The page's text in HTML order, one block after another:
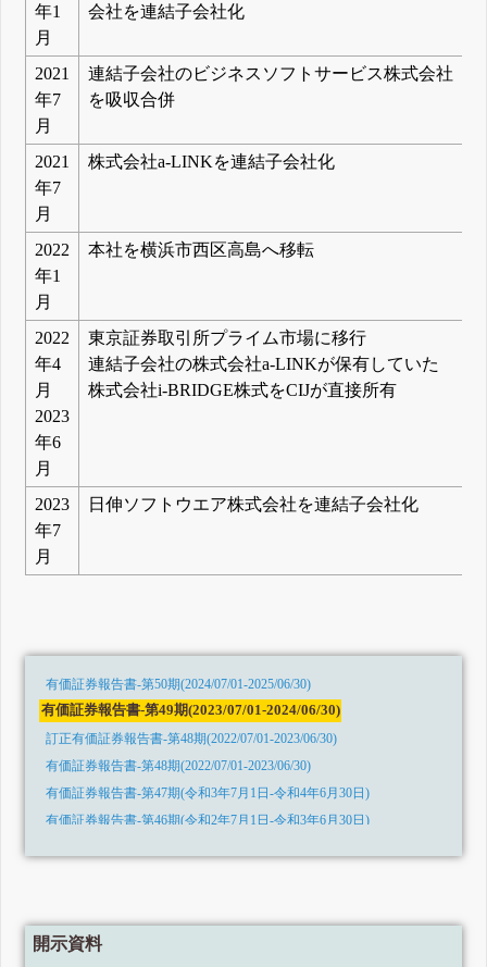
年1
月
会社を連結子会社化
2021
年7
月
連結子会社のビジネスソフトサービス株式会社
を吸収合併
2021
年7
月
株式会社a-LINKを連結子会社化
2022
年1
月
本社を横浜市西区高島へ移転
2022
年4
月
2023
年6
月
東京証券取引所プライム市場に移行
連結子会社の株式会社a-LINKが保有していた
株式会社i-BRIDGE株式をCIJが直接所有
2023
年7
月
日伸ソフトウエア株式会社を連結子会社化
有価証券報告書-第50期(2024/07/01-2025/06/30)
有価証券報告書-第49期(2023/07/01-2024/06/30)
訂正有価証券報告書-第48期(2022/07/01-2023/06/30)
有価証券報告書-第48期(2022/07/01-2023/06/30)
有価証券報告書-第47期(令和3年7月1日-令和4年6月30日)
有価証券報告書-第46期(令和2年7月1日-令和3年6月30日)
有価証券報告書-第42期(平成28年7月1日-平成29年6月30日)
有価証券報告書-第41期(平成27年7月1日-平成28年6月30日)
開示資料